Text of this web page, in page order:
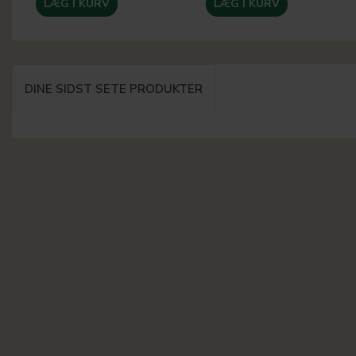
LÆG I KURV LÆG I KURV
DINE SIDST SETE PRODUKTER